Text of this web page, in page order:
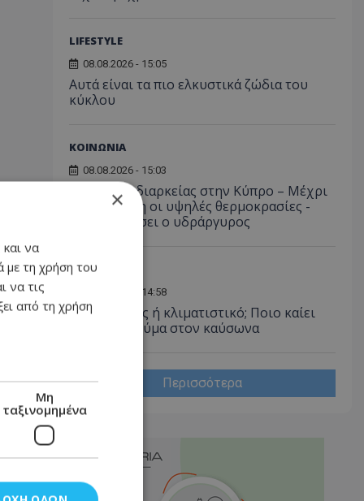
LIFESTYLE
08.08.2026 - 15:05
Αυτά είναι τα πιο ελκυστικά ζώδια του
κύκλου
ΚΟΙΝΩΝΙΑ
08.08.2026 - 15:03
Καύσωνας διαρκείας στην Κύπρο – Μέχρι
την Τετάρτη οι υψηλές θερμοκρασίες -
Πού θα φτάσει ο υδράργυρος
ΟΙΚΟΝΟΜΙΑ
08.08.2026 - 14:58
Ανεμιστήρας ή κλιματιστικό; Ποιο καίει
λιγότερο ρεύμα στον καύσωνα
Περισσότερα
×
και να
με τη χρήση του
να τις
από τη χρήση
Μη
ταξινομημένα